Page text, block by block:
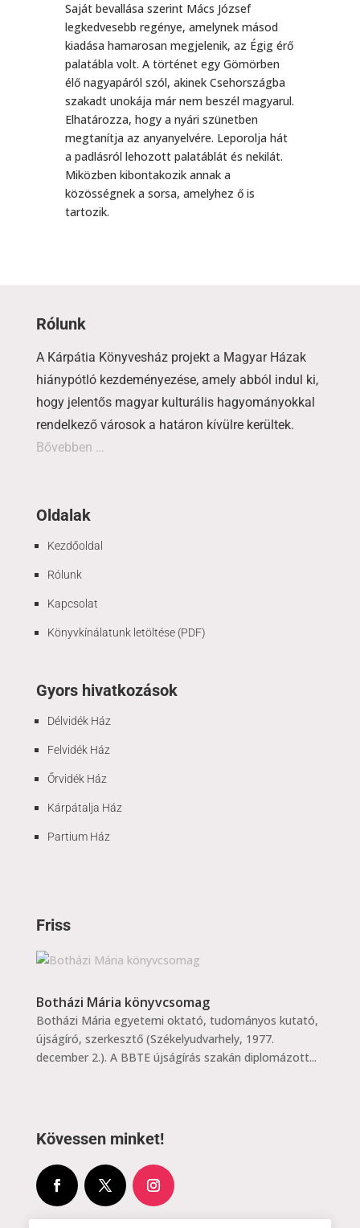
Saját bevallása szerint Mács József
legkedvesebb regénye, amelynek másod
kiadása hamarosan megjelenik, az Égig érő
palatábla volt. A történet egy Gömörben
élő nagyapáról szól, akinek Csehországba
szakadt unokája már nem beszél magyarul.
Elhatározza, hogy a nyári szünetben
megtanítja az anyanyelvére. Leporolja hát
a padlásról lehozott palatáblát és nekilát.
Miközben kibontakozik annak a
közösségnek a sorsa, amelyhez ő is
tartozik.
Rólunk
A Kárpátia Könyvesház projekt a Magyar Házak
hiánypótló kezdeményezése, amely abból indul ki,
hogy jelentős magyar kulturális hagyományokkal
rendelkező városok a határon kívülre kerültek.
Bővebben …
Oldalak
Kezdőoldal
Rólunk
Kapcsolat
Könyvkínálatunk letöltése (PDF)
Gyors hivatkozások
Délvidék Ház
Felvidék Ház
Őrvidék Ház
Kárpátalja Ház
Partium Ház
Friss
Botházi Mária könyvcsomag
Botházi Mária egyetemi oktató, tudományos kutató,
újságíró, szerkesztő (Székelyudvarhely, 1977.
december 2.). A BBTE újságírás szakán diplomázott...
Kövessen minket!